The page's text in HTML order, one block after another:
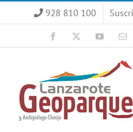
928 810 100
Facebook YouTube